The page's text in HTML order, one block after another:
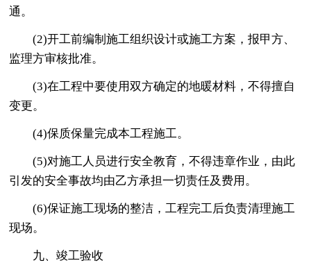
通。
(2)开工前编制施工组织设计或施工方案，报甲方、
监理方审核批准。
(3)在工程中要使用双方确定的地暖材料，不得擅自
变更。
(4)保质保量完成本工程施工。
(5)对施工人员进行安全教育，不得违章作业，由此
引发的安全事故均由乙方承担一切责任及费用。
(6)保证施工现场的整洁，工程完工后负责清理施工
现场。
九、竣工验收